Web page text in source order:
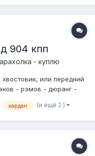
904 кпп
- куплю
или передний
- рэмов - дюранг -
wazzaap +7914 624
кардан (и ещё 2 )